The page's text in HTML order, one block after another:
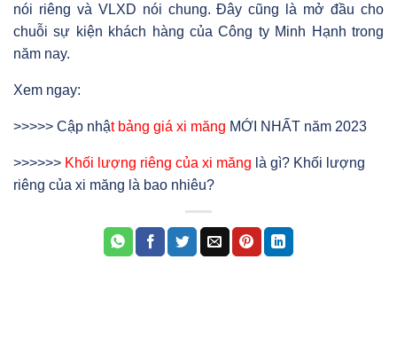
nói riêng và VLXD nói chung. Đây cũng là mở đầu cho
chuỗi sự kiện khách hàng của Công ty Minh Hạnh trong
năm nay.
Xem ngay:
>>>>> Cập nhật bảng giá xi măng MỚI NHẤT năm 2023
>>>>>> Khối lượng riêng của xi măng là gì? Khối lượng
riêng của xi măng là bao nhiêu?